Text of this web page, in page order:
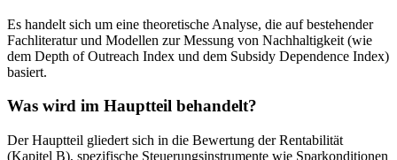
Es handelt sich um eine theoretische Analyse, die auf bestehender
Fachliteratur und Modellen zur Messung von Nachhaltigkeit (wie
dem Depth of Outreach Index und dem Subsidy Dependence Index)
basiert.
Was wird im Hauptteil behandelt?
Der Hauptteil gliedert sich in die Bewertung der Rentabilität
(Kapitel B), spezifische Steuerungsinstrumente wie Sparkonditionen